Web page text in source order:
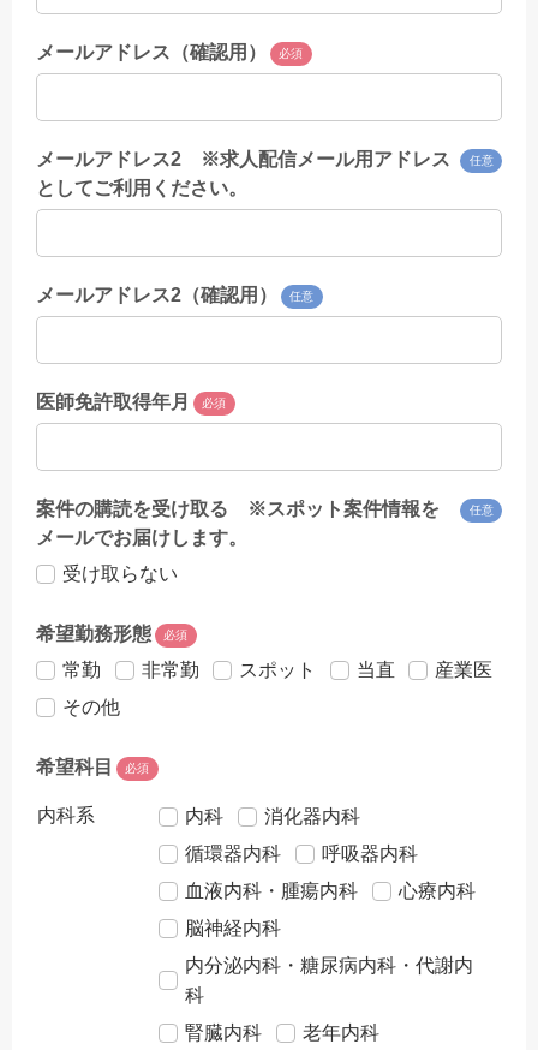
メールアドレス（確認用） 必須
メールアドレス2 ※求人配信メール用アドレス
としてご利用ください。
任意
メールアドレス2（確認用） 任意
医師免許取得年月 必須
案件の購読を受け取る ※スポット案件情報を
メールでお届けします。
任意
受け取らない
希望勤務形態 必須
常勤 非常勤 スポット 当直
産業医
その他
希望科目 必須
内科系 内科
消化器内科
循環器内科
呼吸器内科
血液内科・腫瘍内科
心療内科
脳神経内科
内分泌内科・糖尿病内科・代謝内
科
腎臓内科
老年内科